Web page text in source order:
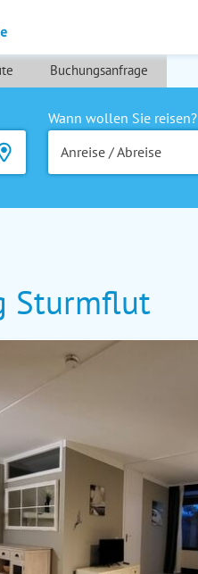
Buchungsanfrage
Wann wollen Sie reisen?
Anreise / Abreise
Sturmflut